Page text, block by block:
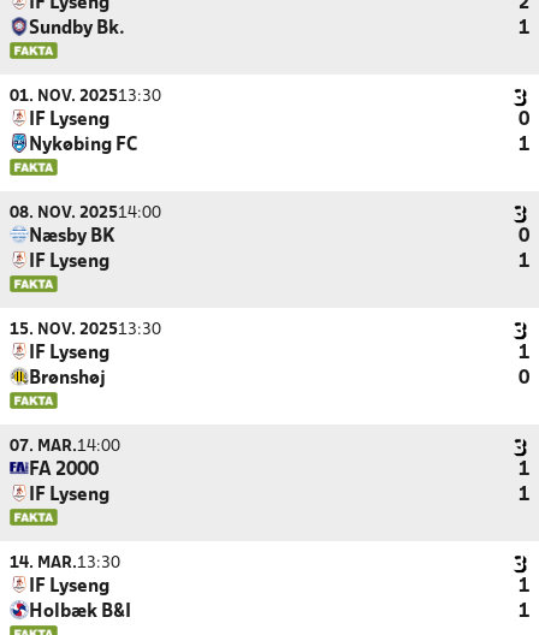
IF Lyseng
2
Sundby Bk.
1
01. NOV. 202513:30
IF Lyseng
0
Nykøbing FC
1
08. NOV. 202514:00
Næsby BK
0
IF Lyseng
1
15. NOV. 202513:30
IF Lyseng
1
Brønshøj
0
07. MAR.14:00
FA 2000
1
IF Lyseng
1
14. MAR.13:30
IF Lyseng
1
Holbæk B&I
1